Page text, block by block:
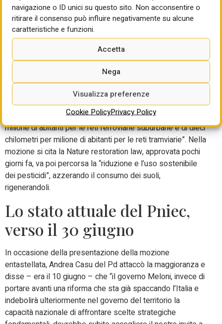
navigazione o ID unici su questo sito. Non acconsentire o
ritirare il consenso può influire negativamente su alcune
caratteristiche e funzioni.
Accetta
Nega
Visualizza preferenze
Cookie PolicyPrivacy Policy
relativi all’implementazione di nuove infrastrutture gas,
ripensando le politiche volte ad assegnare al nostro
Paese un ruolo di hubdel gas e conseguentemente a
prevedere uno stop ai terminali di rigassificazione”. E poi,
“escludere qualsiasi prospettiva di ritorno al nucleare da
fissione, considerati gli insostenibili costi ambientali,
economici e sociali”. Sui trasporti, si punta ad arrivare a
“una mobilità equa, inclusiva e sostenibile, a conseguire
entro il 2035 l’obiettivo di nove chilometri per milione di
abitanti per le reti metropolitane, di venti chilometri per
milione di abitanti per le reti ferroviarie suburbane e di dieci
chilometri per milione di abitanti per le reti tramviarie”. Nella
mozione si cita la Nature restoration law, approvata pochi
giorni fa, va poi percorsa la “riduzione e l’uso sostenibile
dei pesticidi”, azzerando il consumo dei suoli,
rigenerandoli.
Lo stato attuale del Pniec,
verso il 30 giugno
In occasione della presentazione della mozione
entastellata, Andrea Casu del Pd attaccò la maggioranza e
disse – era il 10 giugno – che “il governo Meloni, invece di
portare avanti una riforma che sta già spaccando l’Italia e
indebolirà ulteriormente nel governo del territorio la
capacità nazionale di affrontare scelte strategiche